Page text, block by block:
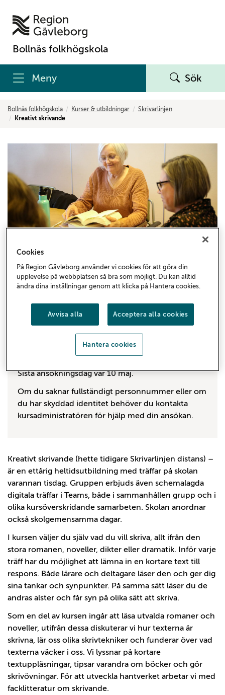
Bollnäs folkhögskola
Meny Sök
Bollnäs folkhögskola Kurser & utbildningar
Skrivarlinjen
Kreativt skrivande
Kreativt skrivande
En distanskurs för dig som har kommit en bit på
vägen. Kursen riktar sig till dig som vill skriva
skönlitterär text oavsett om du har skrivit mycket
eller lite tidigare.
Sista ansökningsdag var 10 maj.
Om du saknar fullständigt personnummer eller om
du har skyddad identitet behöver du kontakta
kursadministratören för hjälp med din ansökan.
Kreativt skrivande (hette tidigare Skrivarlinjen distans) –
är en ettårig heltidsutbildning med träffar på skolan
varannan tisdag. Gruppen erbjuds även schemalagda
digitala träffar i Teams, både i sammanhållen grupp och i
olika kursöverskridande samarbeten. Skolan anordnar
också skolgemensamma dagar.
I kursen väljer du själv vad du vill skriva, allt ifrån den
stora romanen, noveller, dikter eller dramatik. Inför varje
träff har du möjlighet att lämna in en kortare text till
respons. Både lärare och deltagare läser den och ger dig
sina tankar och synpunkter. På samma sätt läser du de
andras alster och får syn på olika sätt att skriva.
Som en del av kursen ingår att läsa utvalda romaner och
noveller, utifrån dessa diskuterar vi hur texterna är
skrivna, lär oss olika skrivtekniker och funderar över vad
texterna väcker i oss. Vi lyssnar på kortare
textuppläsningar, tipsar varandra om böcker och gör
skrivövningar. För att utveckla hantverket arbetar vi med
facklitteratur om skrivande.
Cookies
På Region Gävleborg använder vi cookies för att göra din
upplevelse på webbplatsen så bra som möjligt. Du kan alltid
ändra dina inställningar genom att klicka på Hantera cookies.
Avvisa alla Acceptera alla cookies
Hantera cookies